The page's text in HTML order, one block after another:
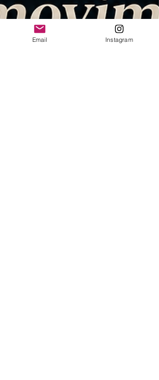
Email Instagram